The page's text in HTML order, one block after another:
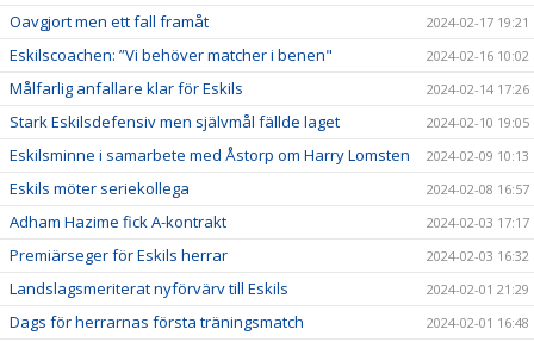
Oavgjort men ett fall framåt 2024-02-17 19:21
Eskilscoachen: ”Vi behöver matcher i benen" 2024-02-16 10:02
Målfarlig anfallare klar för Eskils 2024-02-14 17:26
Stark Eskilsdefensiv men självmål fällde laget 2024-02-10 19:05
Eskilsminne i samarbete med Åstorp om Harry Lomsten 2024-02-09 10:13
Eskils möter seriekollega 2024-02-08 16:57
Adham Hazime fick A-kontrakt 2024-02-03 17:17
Premiärseger för Eskils herrar 2024-02-03 16:32
Landslagsmeriterat nyförvärv till Eskils 2024-02-01 21:29
Dags för herrarnas första träningsmatch 2024-02-01 16:48